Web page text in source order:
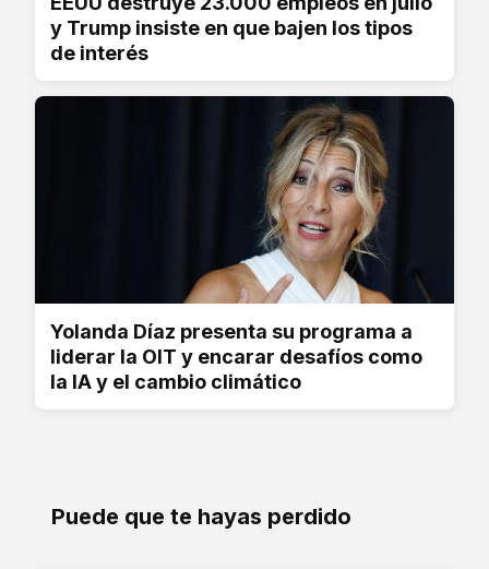
y Trump insiste en que bajen los tipos
de interés
Yolanda Díaz presenta su programa a
liderar la OIT y encarar desafíos como
la IA y el cambio climático
Puede que te hayas perdido